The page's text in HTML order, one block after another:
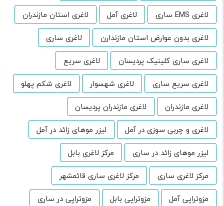
لاغری EMS ساری
لاغری آمل
لاغری استان مازندران
لاغری بدون عوارض استان مازندارن
لاغری ساری
لاغری ساری کلینیک پردیسان
لاغری سریع
لاغری سریع ساری
لاغری شهسوار
لاغری شکم پهلو
لاغری مازندران
لاغری مازندران پردیسان
لاغری و چربی سوزی در آمل
لیزر موهای زائد در آمل
لیزر موهای زائد در ساری
مرکز لاغری بابل
مرکز لاغری ساری
مرکز لاغری ساری قائمشهر
مزوتراپی آمل
مزوتراپی بابل
مزوتراپی در ساری